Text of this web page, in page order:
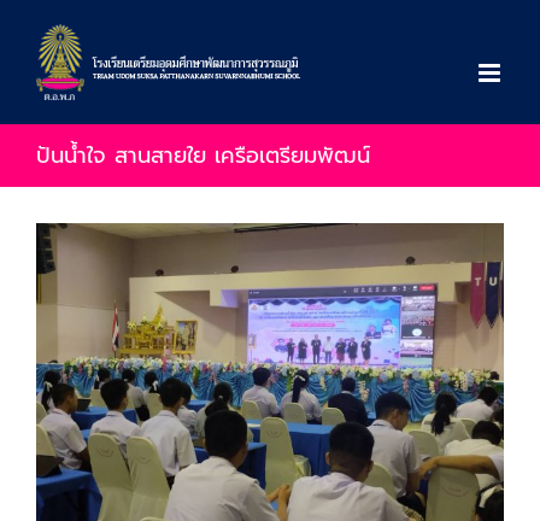
content
ปันน้ำใจ สานสายใย เครือเตรียมพัฒน์
View
Larger
Image